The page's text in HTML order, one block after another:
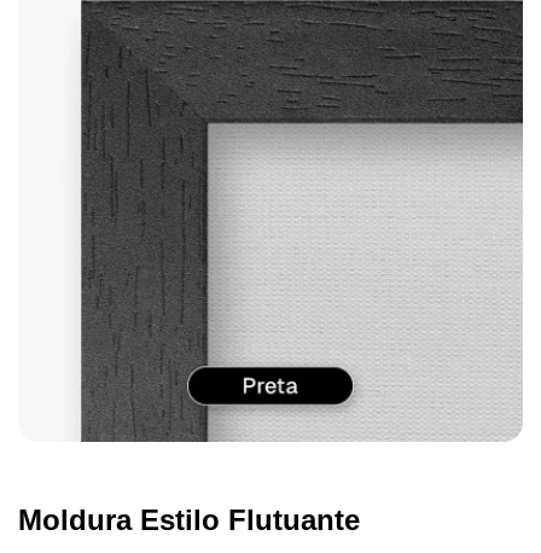
Moldura Estilo Flutuante